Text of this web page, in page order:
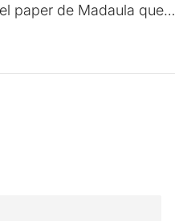
paper de Madaula que…